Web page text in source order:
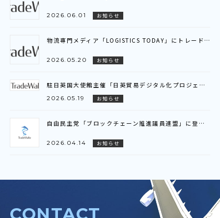
2026.06.01 お知らせ
物流専門メディア「LOGISTICS TODAY」にトレードワルツのインタビュー記事が掲載されました
2026.05.20 お知らせ
駐日英国大使館主催「日英貿易デジタル化プロジェクト」ビジネスブリーフィング参加のお知らせ
2026.05.19 お知らせ
自由民主党「ブロックチェーン推進議員連盟」に登壇いたしました
2026.04.14 お知らせ